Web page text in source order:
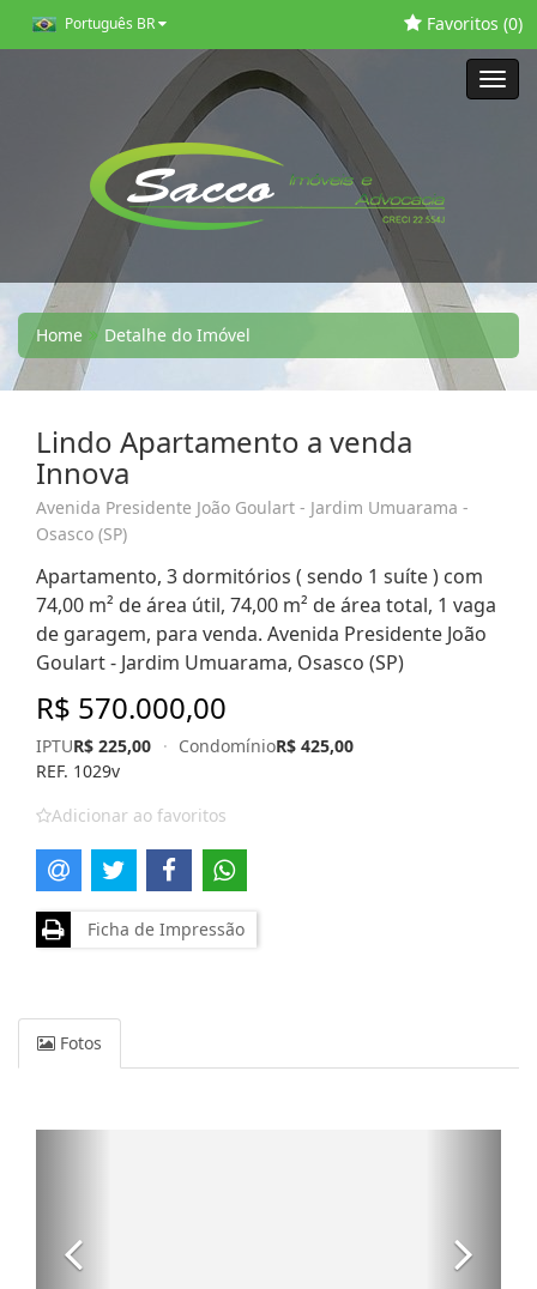
Português BR Favoritos (0)
Home Detalhe do Imóvel
Lindo Apartamento a venda
Innova
Avenida Presidente João Goulart - Jardim Umuarama -
Osasco (SP)
Apartamento, 3 dormitórios ( sendo 1 suíte ) com
74,00 m² de área útil, 74,00 m² de área total, 1 vaga
de garagem, para venda. Avenida Presidente João
Goulart - Jardim Umuarama, Osasco (SP)
R$ 570.000,00
IPTUR$ 225,00 · CondomínioR$ 425,00
REF. 1029v
Adicionar ao favoritos
Ficha de Impressão
Fotos